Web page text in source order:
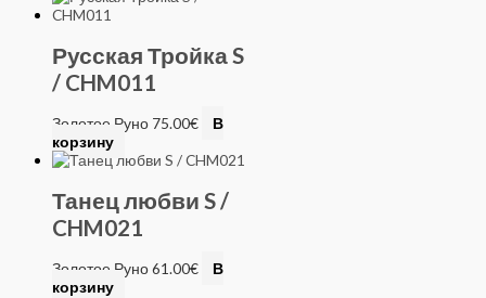
Русская Тройка S
/ CHM011
Золотое Руно 75.00€
В
корзину
Танец любви S /
CHM021
Золотое Руно61.00€
В
корзину